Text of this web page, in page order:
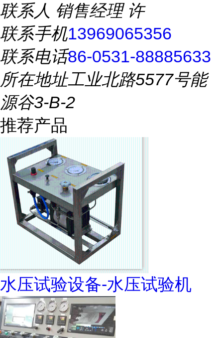
联系人 销售经理 许
联系手机13969065356
联系电话86-0531-88885633
所在地址工业北路5577号能
源谷3-B-2
推荐产品
水压试验设备-水压试验机